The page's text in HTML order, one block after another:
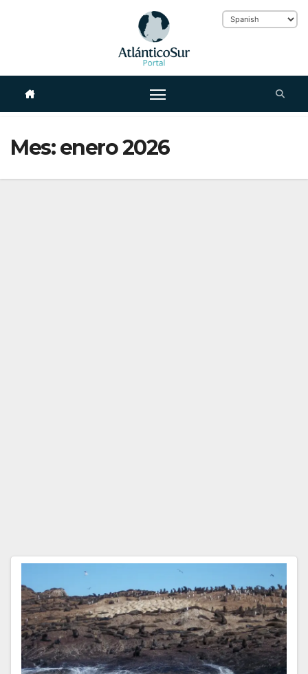
content
Mes:enero 2026